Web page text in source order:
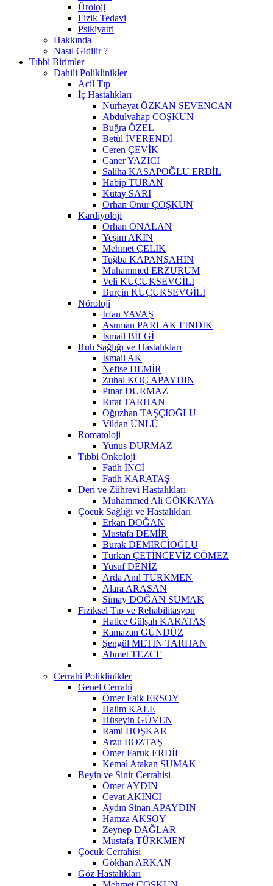
Üroloji
Fizik Tedavi
Psikiyatri
Hakkında
Nasıl Gidilir ?
Tıbbi Birimler
Dahili Poliklinikler
Acil Tıp
İç Hastalıkları
Nurhayat ÖZKAN SEVENCAN
Abdulvahap COŞKUN
Buğra ÖZEL
Betül İVERENDİ
Ceren ÇEVİK
Caner YAZICI
Saliha KASAPOĞLU ERDİL
Habip TURAN
Kutay SARI
Orhan Onur ÇOŞKUN
Kardiyoloji
Orhan ÖNALAN
Yeşim AKIN
Mehmet ÇELİK
Tuğba KAPANŞAHİN
Muhammed ERZURUM
Veli KÜÇÜKSEVGİLİ
Burçin KÜÇÜKSEVGİLİ
Nöroloji
İrfan YAVAŞ
Asuman PARLAK FINDIK
İsmail BİLGİ
Ruh Sağlığı ve Hastalıkları
İsmail AK
Nefise DEMİR
Zuhal KOÇ APAYDIN
Pınar DURMAZ
Rıfat TARHAN
Oğuzhan TAŞÇIOĞLU
Vildan ÜNLÜ
Romatoloji
Yunus DURMAZ
Tıbbi Onkoloji
Fatih İNCİ
Fatih KARATAŞ
Deri ve Zührevi Hastalıkları
Muhammed Ali GÖKKAYA
Çocuk Sağlığı ve Hastalıkları
Erkan DOĞAN
Mustafa DEMİR
Burak DEMİRCİOĞLU
Türkan ÇETİNCEVİZ CÖMEZ
Yusuf DENİZ
Arda Anıl TÜRKMEN
Alara ARASAN
Simay DOĞAN SUMAK
Fiziksel Tıp ve Rehabilitasyon
Hatice Gülşah KARATAŞ
Ramazan GÜNDÜZ
Şengül METİN TARHAN
Ahmet TEZCE
Cerrahi Poliklinikler
Genel Cerrahi
Ömer Faik ERSOY
Halim KALE
Hüseyin GÜVEN
Rami HOŞKAR
Arzu BOZTAŞ
Ömer Faruk ERDİL
Kemal Atakan SUMAK
Beyin ve Sinir Cerrahisi
Ömer AYDIN
Cevat AKINCI
Aydın Sinan APAYDIN
Hamza AKSOY
Zeynep DAĞLAR
Mustafa TÜRKMEN
Çocuk Cerrahisi
Gökhan ARKAN
Göz Hastalıkları